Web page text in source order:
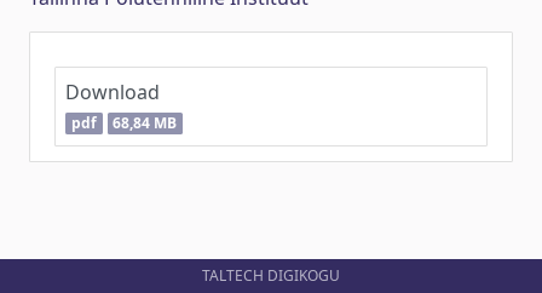
Download
pdf 68,84 MB
TALTECH DIGIKOGU